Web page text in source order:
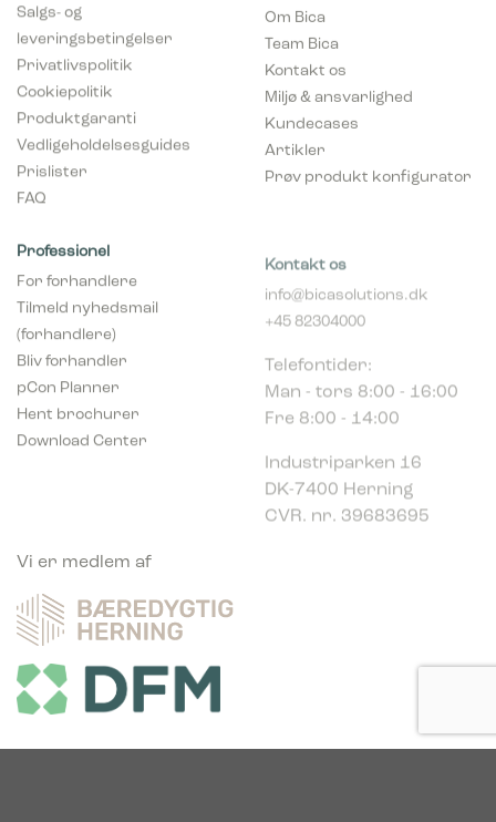
Salgs- og
leveringsbetingelser
Privatlivspolitik
Cookiepolitik
Produktgaranti
Vedligeholdelsesguides
Prislister
FAQ
Om Bica
Team Bica
Kontakt os
Miljø & ansvarlighed
Kundecases
Artikler
Prøv produkt konfigurator
Professionel
For forhandlere
Tilmeld nyhedsmail
(forhandlere)
Bliv forhandler
pCon Planner
Hent brochurer
Download Center
+45 82304000
Man - tors 8:00 - 16:00
Fre 8:00 - 14:00
DK-7400 Herning
CVR. nr. 39683695
Vi er medlem af